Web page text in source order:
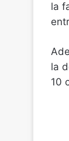
la
la
10